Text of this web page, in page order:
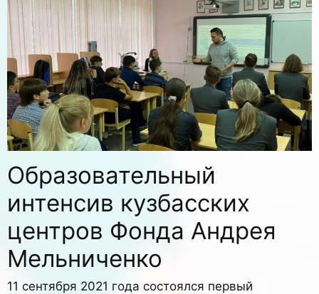
Образовательный
интенсив кузбасских
центров Фонда Андрея
Мельниченко
11 сентября 2021 года состоялся первый